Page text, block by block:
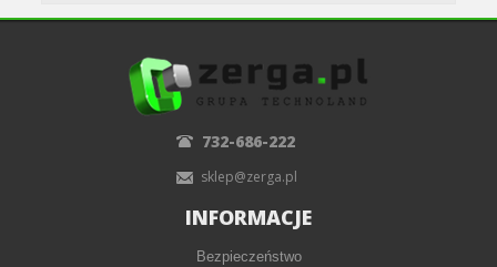
732-686-222
sklep@zerga.pl
INFORMACJE
Bezpieczeństwo